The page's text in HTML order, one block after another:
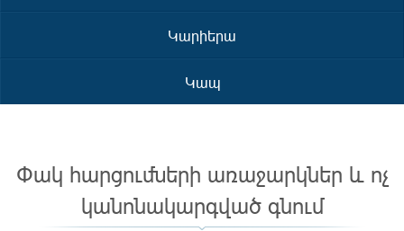
Կարիերա
Կապ
Փակ հարցումների առաջարկներ և ոչ
կանոնակարգված գնում